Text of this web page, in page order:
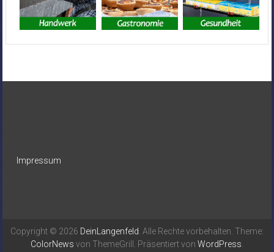
Impressum
Copyright © 2026 DeinLangenfeld . Alle Rechte vorbehalten. Theme:
ColorNews von ThemeGrill. Präsentiert von WordPress